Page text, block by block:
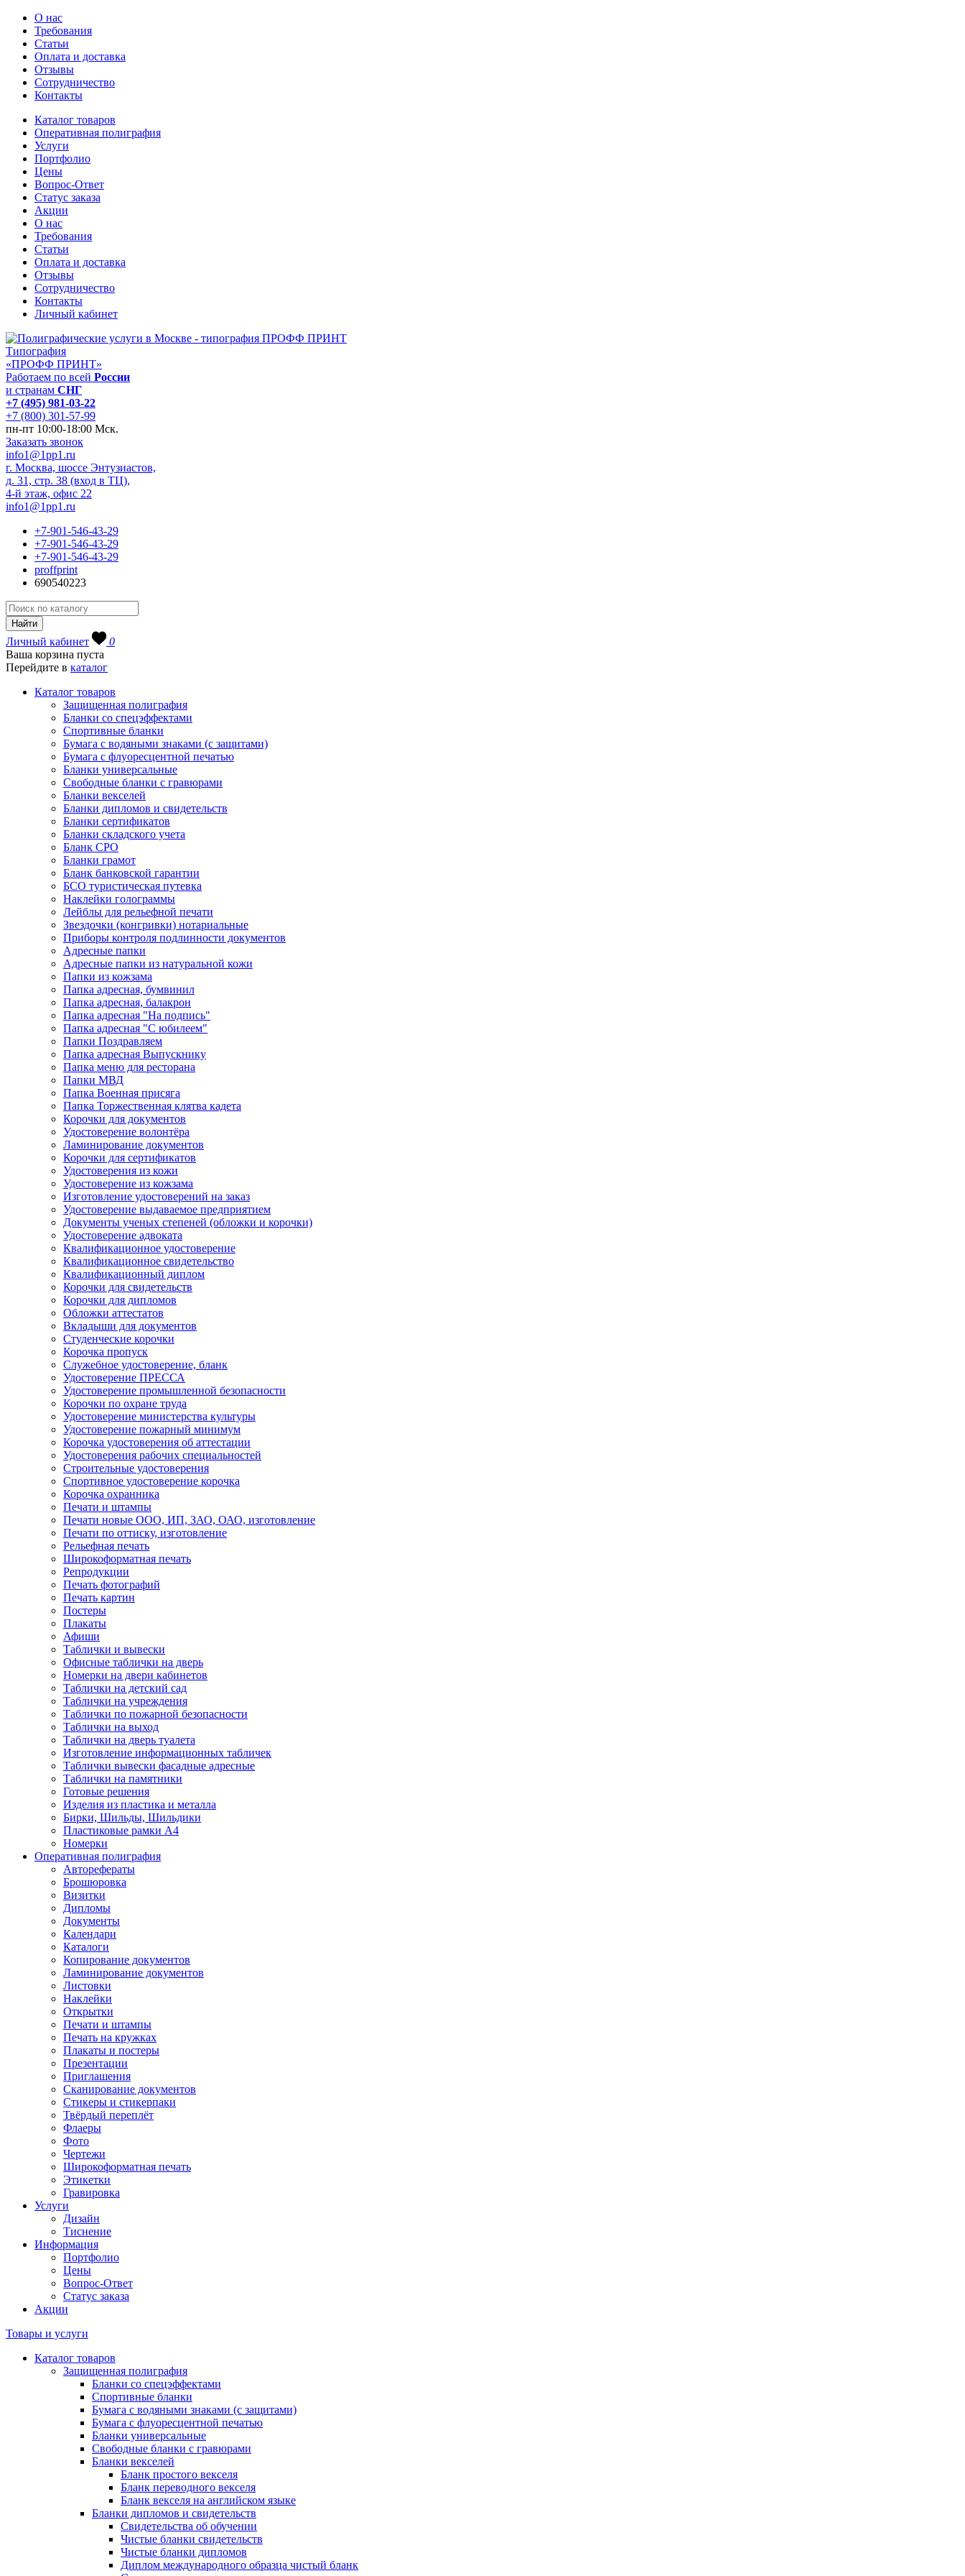
О нас
Требования
Статьи
Оплата и доставка
Отзывы
Сотрудничество
Контакты
Каталог товаров
Оперативная полиграфия
Услуги
Портфолио
Цены
Вопрос-Ответ
Статус заказа
Акции
О нас
Требования
Статьи
Оплата и доставка
Отзывы
Сотрудничество
Контакты
Личный кабинет
Типография
«ПРОФФ ПРИНТ»
Работаем по всей России
и странам СНГ
+7 (495) 981-03-22
+7 (800) 301-57-99
пн-пт 10:00-18:00 Мск.
Заказать звонок
info1@1pp1.ru
г. Москва, шоссе Энтузиастов,
д. 31, стр. 38 (вход в ТЦ),
4-й этаж, офис 22
info1@1pp1.ru
+7-901-546-43-29
+7-901-546-43-29
+7-901-546-43-29
proffprint
690540223
Личный кабинет
0
Ваша корзина пуста
Перейдите в каталог
Каталог товаров
Защищенная полиграфия
Бланки со спецэффектами
Спортивные бланки
Бумага с водяными знаками (с защитами)
Бумага с флуоресцентной печатью
Бланки универсальные
Свободные бланки с гравюрами
Бланки векселей
Бланки дипломов и свидетельств
Бланки сертификатов
Бланки складского учета
Бланк СРО
Бланки грамот
Бланк банковской гарантии
БСО туристическая путевка
Наклейки голограммы
Лейблы для рельефной печати
Звездочки (конгривки) нотариальные
Приборы контроля подлинности документов
Адресные папки
Адресные папки из натуральной кожи
Папки из кожзама
Папка адресная, бумвинил
Папка адресная, балакрон
Папка адресная "На подпись"
Папка адресная "C юбилеем"
Папки Поздравляем
Папка адресная Выпускнику
Папка меню для ресторана
Папки МВД
Папка Военная присяга
Папка Торжественная клятва кадета
Корочки для документов
Удостоверение волонтёра
Ламинирование документов
Корочки для сертификатов
Удостоверения из кожи
Удостоверение из кожзама
Изготовление удостоверений на заказ
Удостоверение выдаваемое предприятием
Документы ученых степеней (обложки и корочки)
Удостоверение адвоката
Квалификационное удостоверение
Квалификационное свидетельство
Квалификационный диплом
Корочки для свидетельств
Корочки для дипломов
Обложки аттестатов
Вкладыши для документов
Студенческие корочки
Корочка пропуск
Служебное удостоверение, бланк
Удостоверение ПРЕССА
Удостоверение промышленной безопасности
Корочки по охране труда
Удостоверение министерства культуры
Удостоверение пожарный минимум
Корочка удостоверения об аттестации
Удостоверения рабочих специальностей
Строительные удостоверения
Спортивное удостоверение корочка
Корочка охранника
Печати и штампы
Печати новые ООО, ИП, ЗАО, ОАО, изготовление
Печати по оттиску, изготовление
Рельефная печать
Широкоформатная печать
Репродукции
Печать фотографий
Печать картин
Постеры
Плакаты
Афиши
Таблички и вывески
Офисные таблички на дверь
Номерки на двери кабинетов
Таблички на детский сад
Таблички на учреждения
Таблички по пожарной безопасности
Таблички на выход
Таблички на дверь туалета
Изготовление информационных табличек
Таблички вывески фасадные адресные
Таблички на памятники
Готовые решения
Изделия из пластика и металла
Бирки, Шильды, Шильдики
Пластиковые рамки А4
Номерки
Оперативная полиграфия
Авторефераты
Брошюровка
Визитки
Дипломы
Документы
Календари
Каталоги
Копирование документов
Ламинирование документов
Листовки
Наклейки
Открытки
Печати и штампы
Печать на кружках
Плакаты и постеры
Презентации
Приглашения
Сканирование документов
Стикеры и стикерпаки
Твёрдый переплёт
Флаеры
Фото
Чертежи
Широкоформатная печать
Этикетки
Гравировка
Услуги
Дизайн
Тиснение
Информация
Портфолио
Цены
Вопрос-Ответ
Статус заказа
Акции
Товары и услуги
Каталог товаров
Защищенная полиграфия
Бланки со спецэффектами
Спортивные бланки
Бумага с водяными знаками (с защитами)
Бумага с флуоресцентной печатью
Бланки универсальные
Свободные бланки с гравюрами
Бланки векселей
Бланк простого векселя
Бланк переводного векселя
Бланк векселя на английском языке
Бланки дипломов и свидетельств
Свидетельства об обучении
Чистые бланки свидетельств
Чистые бланки дипломов
Диплом международного образца чистый бланк